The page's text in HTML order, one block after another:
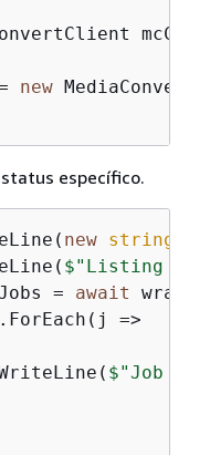
new
específico.
new string
$"Listing all
= await
=>
$"Job